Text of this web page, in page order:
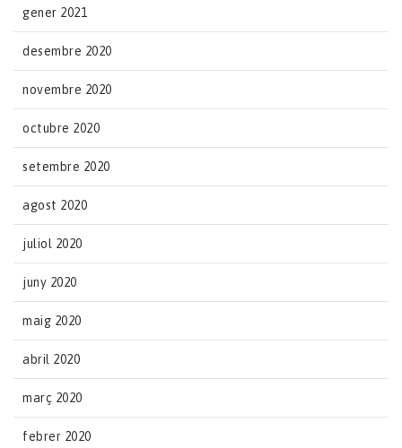
gener 2021
desembre 2020
novembre 2020
octubre 2020
setembre 2020
agost 2020
juliol 2020
juny 2020
maig 2020
abril 2020
març 2020
febrer 2020